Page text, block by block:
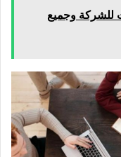
للشركة وجميع